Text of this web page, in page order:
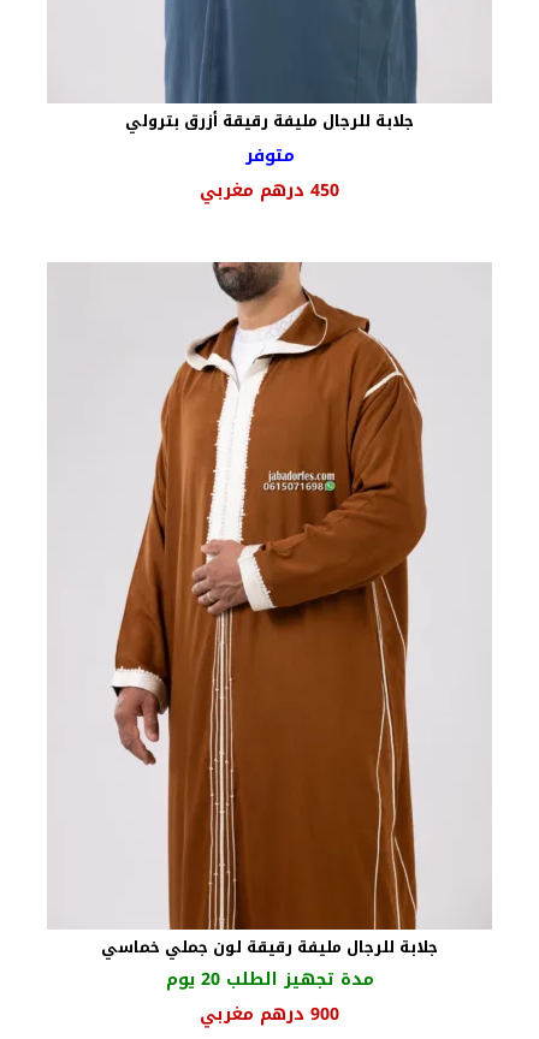
جلابة للرجال مليفة رقيقة أزرق بترولي
متوفر
450 درهم مغربي
جلابة للرجال مليفة رقيقة لون جملي خماسي
مدة تجهيز الطلب 20 يوم
900 درهم مغربي